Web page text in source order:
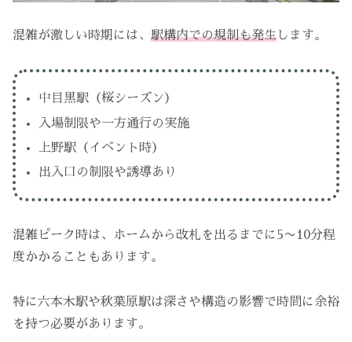
混雑が激しい時期には、 駅構内での規制も発生 します。
中目黒駅（桜シーズン）
入場制限や一方通行の実施
上野駅（イベント時）
出入口の制限や誘導あり
混雑ピーク時は、ホームから改札を出るまでに5〜10分程
度かかることもあります。
特に六本木駅や秋葉原駅は深さや構造の影響で時間に余裕
を持つ必要があります。